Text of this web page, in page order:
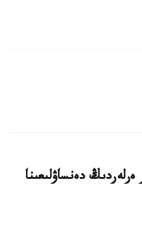
ەرلەردىڭ دەنساۋلىعىنا